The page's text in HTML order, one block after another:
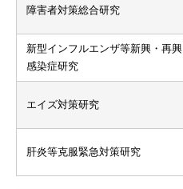
障害者対策総合研究
新型インフルエンザ等新興・再興
感染症研究
エイズ対策研究
肝炎等克服緊急対策研究